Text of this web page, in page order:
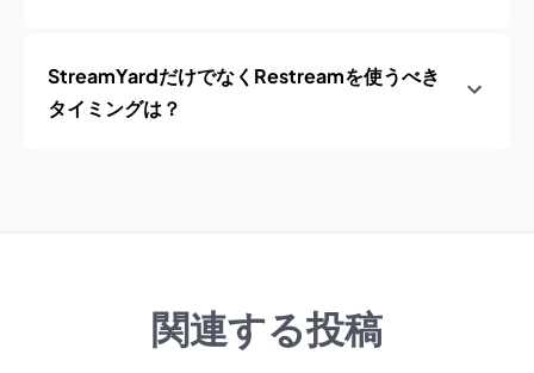
StreamYardだけでなくRestreamを使うべき
タイミングは？
関連する投稿